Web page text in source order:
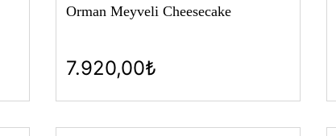
Orman Meyveli Cheesecake
7.920,00₺